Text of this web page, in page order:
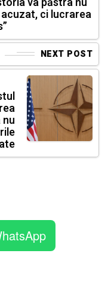
ci lucrarea
NEXT POST